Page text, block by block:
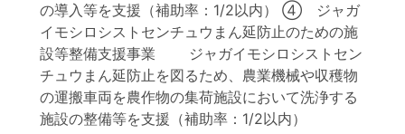
の導入等を支援（補助率：1/2以内） ④ ジャガ
イモシロシストセンチュウまん延防止のための施
設等整備支援事業 ジャガイモシロシストセン
チュウまん延防止を図るため、農業機械や収穫物
の運搬車両を農作物の集荷施設において洗浄する
施設の整備等を支援（補助率：1/2以内）